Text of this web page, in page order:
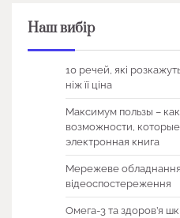
Наш вибір
10 речей, які
ніж її ціна
Максимум пользы –
возможности,
электронная книга
Мережеве
відеоспостереження
Омега-3 та здоров’я